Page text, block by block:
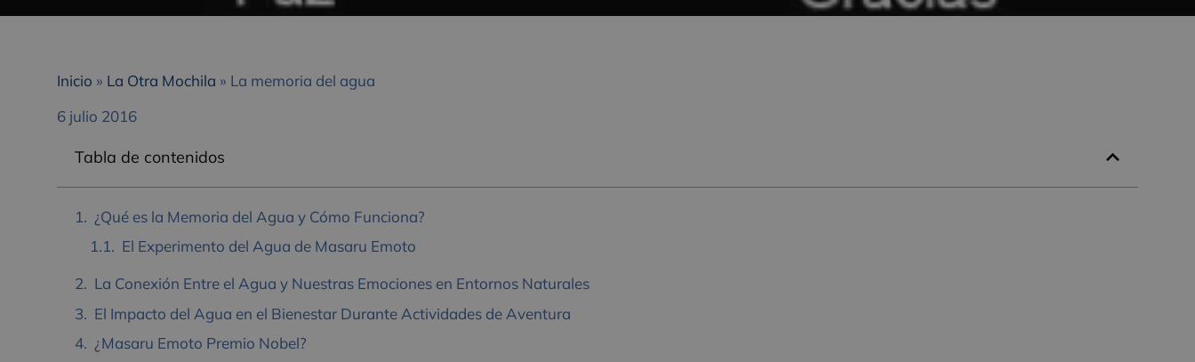
Inicio » La Otra Mochila » La memoria del agua
6 julio 2016
Tabla de contenidos
¿Qué es la Memoria del Agua y Cómo Funciona?
El Experimento del Agua de Masaru Emoto
La Conexión Entre el Agua y Nuestras Emociones en Entornos Naturales
El Impacto del Agua en el Bienestar Durante Actividades de Aventura
¿Masaru Emoto Premio Nobel?